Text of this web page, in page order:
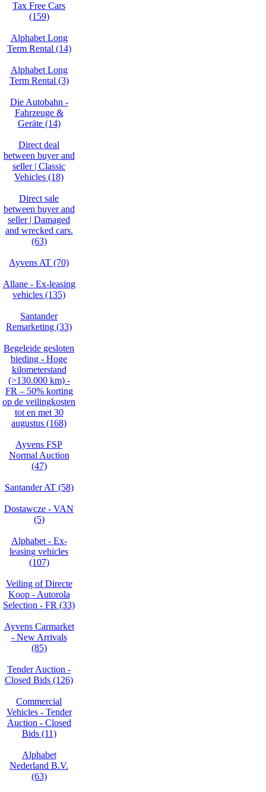
Tax Free Cars
(159)
Alphabet Long
Term Rental (14)
Alphabet Long
Term Rental (3)
Die Autobahn -
Fahrzeuge &
Geräte (14)
Direct deal
between buyer and
seller | Classic
Vehicles (18)
Direct sale
between buyer and
seller | Damaged
and wrecked cars.
(63)
Ayvens AT (70)
Allane - Ex-leasing
vehicles (135)
Santander
Remarketing (33)
Begeleide gesloten
bieding - Hoge
kilometerstand
(>130.000 km) -
FR – 50% korting
op de veilingkosten
tot en met 30
augustus (168)
Ayvens FSP
Normal Auction
(47)
Santander AT (58)
Dostawcze - VAN
(5)
Alphabet - Ex-
leasing vehicles
(107)
Veiling of Directe
Koop - Autorola
Selection - FR (33)
Ayvens Carmarket
- New Arrivals
(85)
Tender Auction -
Closed Bids (126)
Commercial
Vehicles - Tender
Auction - Closed
Bids (11)
Alphabet
Nederland B.V.
(63)